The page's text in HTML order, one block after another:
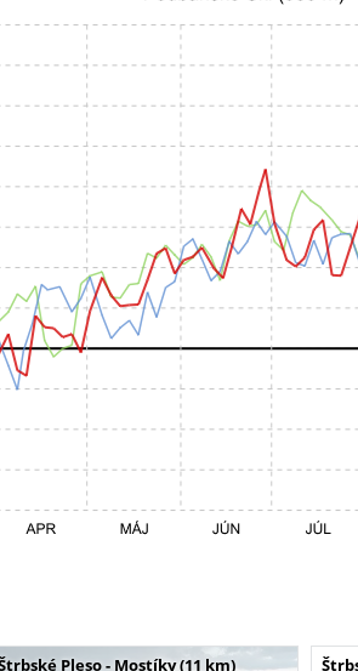
Pleso - Mostíky (11 km)